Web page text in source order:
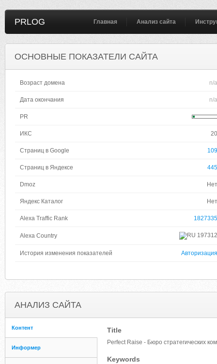
PRLOG Главная Анализ сайта
ОСНОВНЫЕ ПОКАЗАТЕЛИ САЙТА
Возраст домена n/a
Дата окончания n/a
PR
ИКС 20
Страниц в Google 109
Страниц в Яндексе 445
Dmoz Нет
Яндекс Каталог Нет
Alexa Traffic Rank 1827335
Alexa Country 197312
История изменения показателей Авторизация
АНАЛИЗ САЙТА
Контент
Информер
Title
Perfect Raise - Бюро стратегических
Keywords